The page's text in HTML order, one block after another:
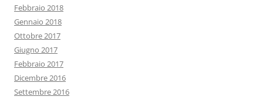
Febbraio 2018
Gennaio 2018
Ottobre 2017
Giugno 2017
Febbraio 2017
Dicembre 2016
Settembre 2016